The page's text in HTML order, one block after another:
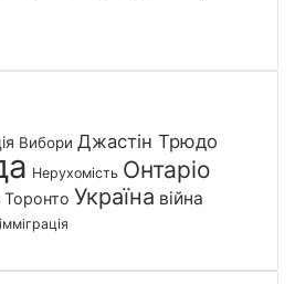
Вибори Джастін Трюдо
Нерухомість Онтаріо
Торонто Україна війна
імміграція